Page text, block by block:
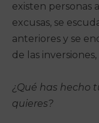
existen personas
excusas, se
anteriores y se
de las
¿Qué has hecho
quieres?